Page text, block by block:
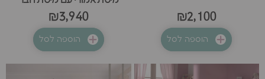
₪2,100
הוספה לסל
₪3,940
הוספה לסל